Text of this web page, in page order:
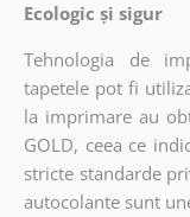
Ecologic și sigur
Tehnologia de
tapetele pot fi
la imprimare au
GOLD, ceea ce
stricte standarde
autocolante sunt